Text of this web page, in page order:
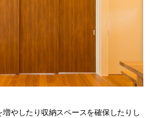
増やしたり収納スペースを確保したりし